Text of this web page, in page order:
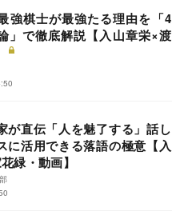
強棋士が最強たる理由を「4
」で徹底解説【入山章栄×渡
が直伝「人を魅了する」話し
に活用できる落語の極意【入
緑・動画】